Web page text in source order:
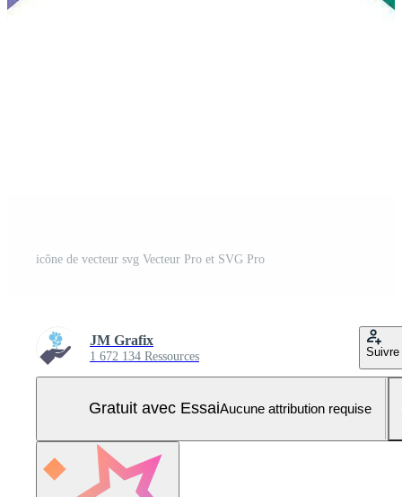
icône de vecteur svg Vecteur Pro et SVG Pro
JM Grafix
1 672 134 Ressources Suivre
Gratuit avec EssaiAucune attribution requise